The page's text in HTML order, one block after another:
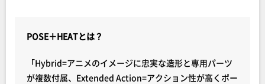
POSE＋HEATとは？
「Hybrid=アニメのイメージに忠実な造形と専用パーツ
が複数付属、Extended Action=アクション性が高くポー